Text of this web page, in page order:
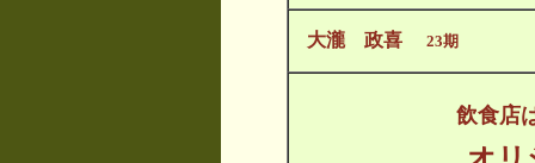
大瀧 政喜 23期
飲食店